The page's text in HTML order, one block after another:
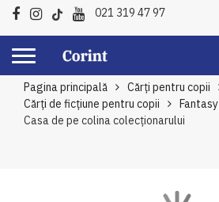
021 319 47 97
Pagina principală
Cărți pentru copii
Cărți de ficțiune pentru copii
Fantasy
Casa de pe colina colecționarului